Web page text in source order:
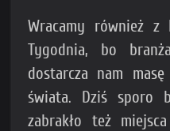
Wracamy również z
Tygodnia, bo
dostarcza nam
świata. Dziś sporo
zabrakło też